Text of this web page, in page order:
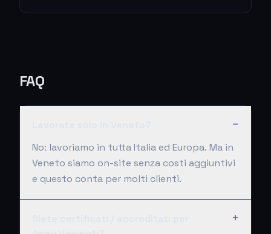
FAQ
−
No: lavoriamo in tutta Italia ed Europa. Ma in
Veneto siamo on-site senza costi aggiuntivi
e questo conta per molti clienti.
+